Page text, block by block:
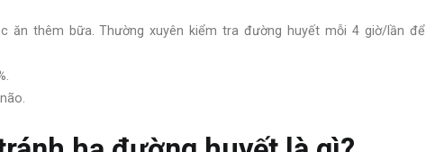
ăn thêm bữa. Thường xuyên kiểm tra đường huyết mỗi 4 giờ/lần để